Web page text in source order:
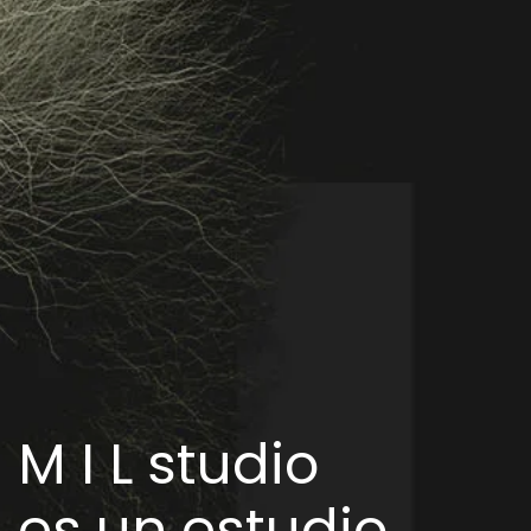
M I L studio